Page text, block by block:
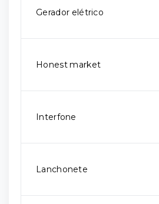
Gerador elétrico
Honest market
Interfone
Lanchonete